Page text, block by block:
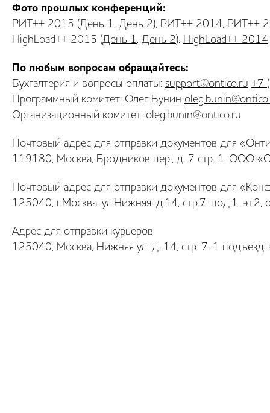
Фото прошлых конференций:
РИТ++ 2015 (День 1, День 2), РИТ++ 2014, РИТ++
HighLoad++ 2015 (День 1, День 2), HighLoad++ 2014
По любым вопросам обращайтесь:
Бухгалтерия и вопросы оплаты: support@ontico.ru +7
Программный комитет: Олег Бунин
Организационный комитет: oleg.bunin@ontico.ru
Почтовый адрес для отправки документов для
119180, Москва, Бродников пер., д. 7 стр. 1, ООО
Почтовый адрес для отправки документов для
125040, г.Москва, ул.Нижняя, д.14, стр.7, под.1,
Адрес для отправки курьеров:
125040, Москва, Нижняя ул, д. 14, стр. 7, 1